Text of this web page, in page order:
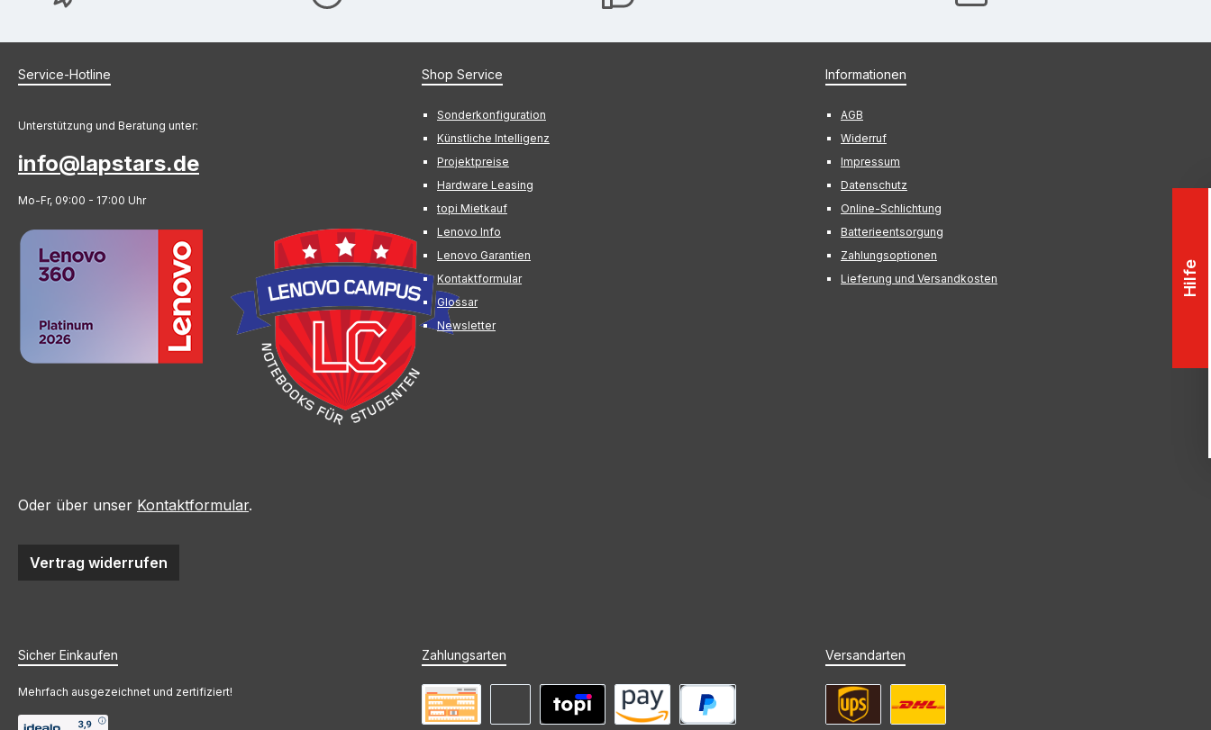
Service-Hotline
Unterstützung und Beratung unter:
info@lapstars.de
Mo-Fr, 09:00 - 17:00 Uhr
Oder über unser Kontaktformular.
Vertrag widerrufen
Shop Service
Sonderkonfiguration
Künstliche Intelligenz
Projektpreise
Hardware Leasing
topi Mietkauf
Lenovo Info
Lenovo Garantien
Kontaktformular
Glossar
Newsletter
Informationen
AGB
Widerruf
Impressum
Datenschutz
Online-Schlichtung
Batterieentsorgung
Zahlungsoptionen
Lieferung und Versandkosten
Sicher Einkaufen
Mehrfach ausgezeichnet und zertifiziert!
Zahlungsarten Versandarten
Hilfe